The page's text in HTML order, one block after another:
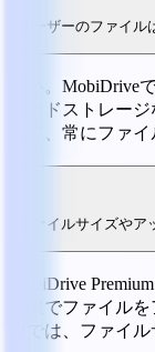
ユーザーのファイル
はい。MobiDrive
ラウドストレー
して、常にファ
ファイルサイズや
MobiDrive
制限でファイル
ンでは、ファイ